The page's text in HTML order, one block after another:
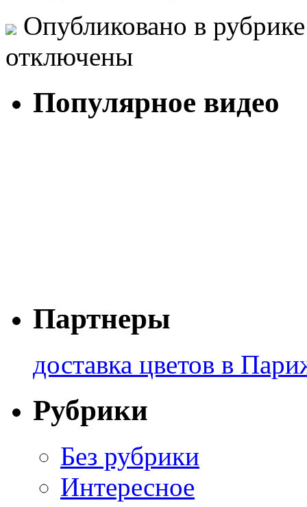
Опубликовано в
отключены
Популярное видео
Партнеры
доставка цветов в
Рубрики
Без рубрики
Интересное